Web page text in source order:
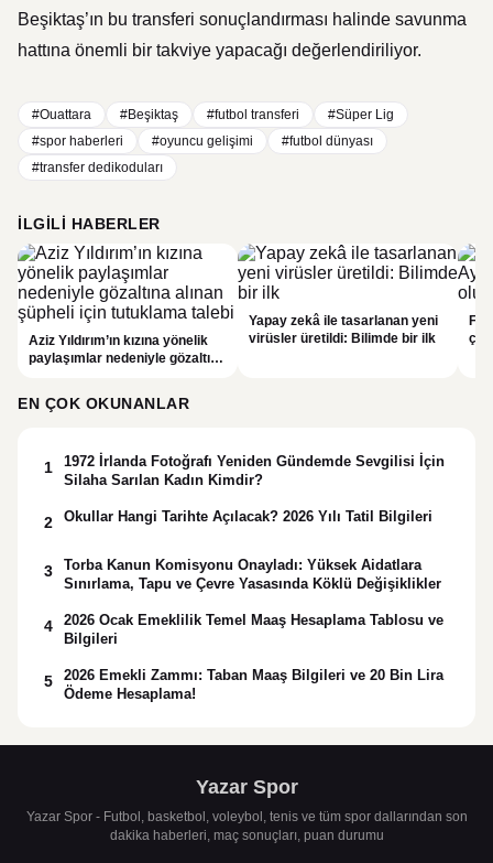
Beşiktaş’ın bu transferi sonuçlandırması halinde savunma
hattına önemli bir takviye yapacağı değerlendiriliyor.
#Ouattara #Beşiktaş #futbol transferi
#Süper Lig
#spor haberleri
#oyuncu gelişimi
#futbol dünyası
#transfer dedikoduları
İLGILI HABERLER
Aziz Yıldırım’ın kızına yönelik
paylaşımlar nedeniyle gözaltına
Yapay zekâ ile tasarlanan yeni
virüsler üretildi: Bilimde bir ilk
EN ÇOK OKUNANLAR
1
1972 İrlanda Fotoğrafı Yeniden Gündemde Sevgilisi İçin
Silaha Sarılan Kadın Kimdir?
2 Okullar Hangi Tarihte Açılacak? 2026 Yılı Tatil Bilgileri
3
Torba Kanun Komisyonu Onayladı: Yüksek Aidatlara
Sınırlama, Tapu ve Çevre Yasasında Köklü Değişiklikler
4
2026 Ocak Emeklilik Temel Maaş Hesaplama Tablosu ve
Bilgileri
5
2026 Emekli Zammı: Taban Maaş Bilgileri ve 20 Bin Lira
Ödeme Hesaplama!
Yazar Spor
Yazar Spor - Futbol, basketbol, voleybol, tenis ve tüm spor dallarından son
dakika haberleri, maç sonuçları, puan durumu